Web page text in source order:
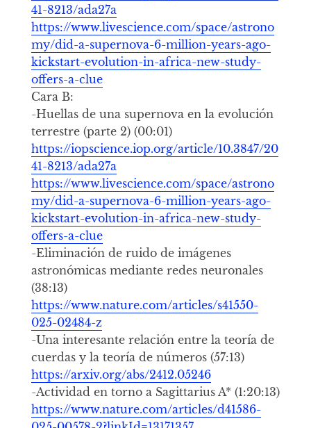
41-8213/ada27a
https://www.livescience.com/space/astrono
my/did-a-supernova-6-million-years-ago-
kickstart-evolution-in-africa-new-study-
offers-a-clue
Cara B:
-Huellas de una supernova en la evolución
terrestre (parte 2) (00:01)
https://iopscience.iop.org/article/10.3847/20
41-8213/ada27a
https://www.livescience.com/space/astrono
my/did-a-supernova-6-million-years-ago-
kickstart-evolution-in-africa-new-study-
offers-a-clue
-Eliminación de ruido de imágenes
astronómicas mediante redes neuronales
(38:13)
https://www.nature.com/articles/s41550-
025-02484-z
-Una interesante relación entre la teoría de
cuerdas y la teoría de números (57:13)
https://arxiv.org/abs/2412.05246
-Actividad en torno a Sagittarius A* (1:20:13)
https://www.nature.com/articles/d41586-